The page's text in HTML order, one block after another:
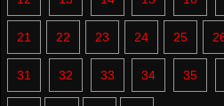
21 22 23 24 25
31 32 33 34 35